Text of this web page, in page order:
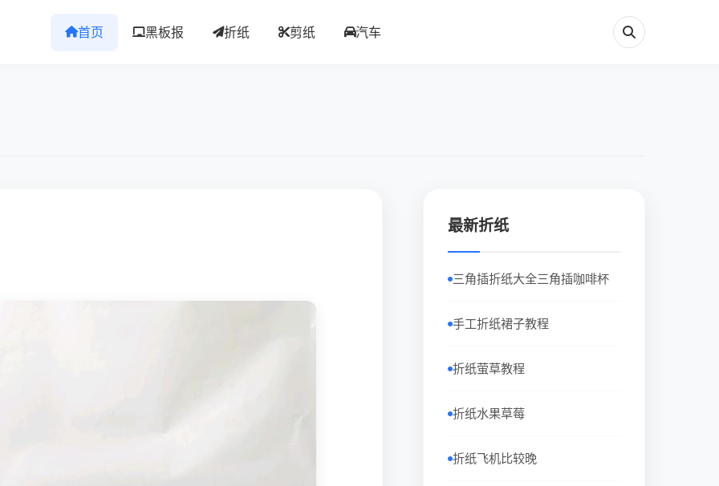
首页 黑板报 折纸 剪纸 汽车
最新折纸
三角插折纸大全三角插咖啡杯
手工折纸裙子教程
折纸萤草教程
折纸水果草莓
折纸飞机比较晚